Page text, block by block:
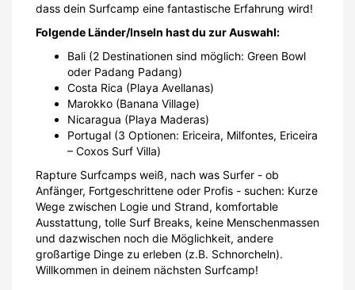
dass dein Surfcamp eine fantastische Erfahrung wird!
Folgende Länder/Inseln hast du zur Auswahl:
Bali (2 Destinationen sind möglich: Green Bowl
oder Padang Padang)
Costa Rica (Playa Avellanas)
Marokko (Banana Village)
Nicaragua (Playa Maderas)
Portugal (3 Optionen: Ericeira, Milfontes, Ericeira
– Coxos Surf Villa)
Rapture Surfcamps weiß, nach was Surfer - ob
Anfänger, Fortgeschrittene oder Profis - suchen: Kurze
Wege zwischen Logie und Strand, komfortable
Ausstattung, tolle Surf Breaks, keine Menschenmassen
und dazwischen noch die Möglichkeit, andere
großartige Dinge zu erleben (z.B. Schnorcheln).
Willkommen in deinem nächsten Surfcamp!